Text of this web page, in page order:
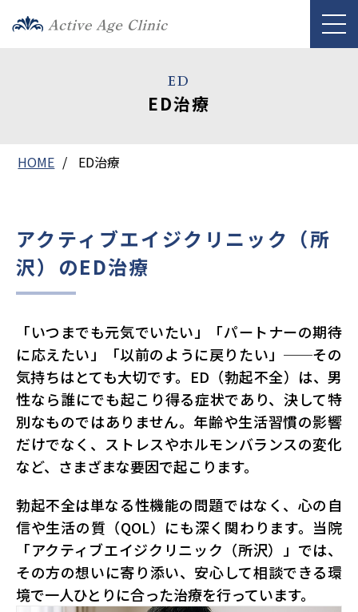
ED
ED治療
HOME ED治療
アクティブエイジクリニック（所
沢）のED治療
「いつまでも元気でいたい」「パートナーの期待
に応えたい」「以前のように戻りたい」──その
気持ちはとても大切です。ED（勃起不全）は、男
性なら誰にでも起こり得る症状であり、決して特
別なものではありません。年齢や生活習慣の影響
だけでなく、ストレスやホルモンバランスの変化
など、さまざまな要因で起こります。
勃起不全は単なる性機能の問題ではなく、心の自
信や生活の質（QOL）にも深く関わります。当院
「アクティブエイジクリニック（所沢）」では、
その方の想いに寄り添い、安心して相談できる環
境で一人ひとりに合った治療を行っています。